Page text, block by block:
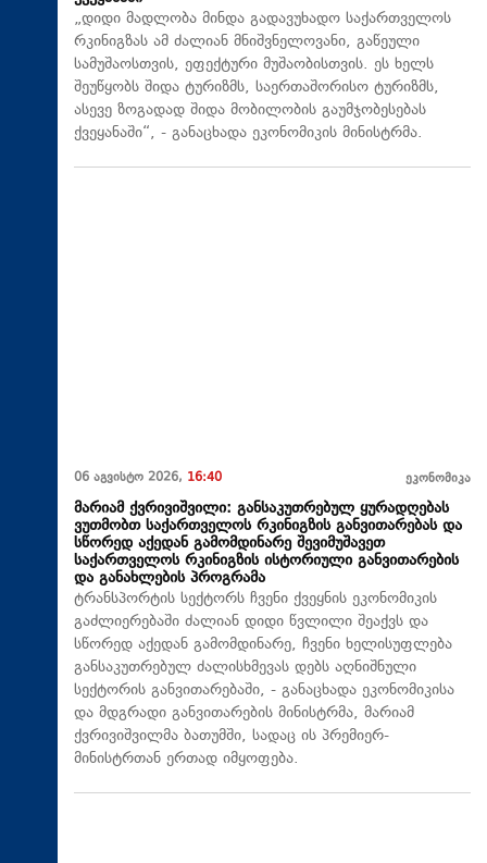
„დიდი მადლობა მინდა გადავუხადო საქართველოს
რკინიგზას ამ ძალიან მნიშვნელოვანი, გაწეული
სამუშაოსთვის, ეფექტური მუშაობისთვის. ეს ხელს
შეუწყობს შიდა ტურიზმს, საერთაშორისო ტურიზმს,
ასევე ზოგადად შიდა მობილობის გაუმჯობესებას
ქვეყანაში“, - განაცხადა ეკონომიკის მინისტრმა.
06 აგვისტო 2026, 16:40 ეკონომიკა
მარიამ ქვრივიშვილი: განსაკუთრებულ ყურადღებას
ვუთმობთ საქართველოს რკინიგზის განვითარებას და
სწორედ აქედან გამომდინარე შევიმუშავეთ
საქართველოს რკინიგზის ისტორიული განვითარების
და განახლების პროგრამა
ტრანსპორტის სექტორს ჩვენი ქვეყნის ეკონომიკის
გაძლიერებაში ძალიან დიდი წვლილი შეაქვს და
სწორედ აქედან გამომდინარე, ჩვენი ხელისუფლება
განსაკუთრებულ ძალისხმევას დებს აღნიშნული
სექტორის განვითარებაში, - განაცხადა ეკონომიკისა
და მდგრადი განვითარების მინისტრმა, მარიამ
ქვრივიშვილმა ბათუმში, სადაც ის პრემიერ-
მინისტრთან ერთად იმყოფება.